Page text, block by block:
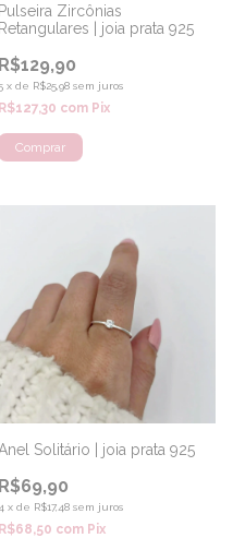
Pulseira Zircônias
Retangulares | joia prata 925
R$129,90
x de R$25,98 sem juros
R$127,30 com Pix
Solitário | joia prata 925
R$69,90
4 x de R$17,48 sem juros
R$68,50 com Pix